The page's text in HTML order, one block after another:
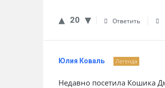
20 Ответить
Юлия Коваль Легенда
Недавно посетила Кошика